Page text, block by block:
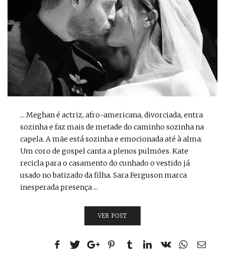
... Meghan é actriz, afro-americana, divorciada, entra
sozinha e faz mais de metade do caminho sozinha na
capela. A mãe está sozinha e emocionada até à alma.
Um coro de gospel canta a plenos pulmões. Kate
recicla para o casamento do cunhado o vestido já
usado no batizado da filha. Sara Ferguson marca
inesperada presença ...
VER POST